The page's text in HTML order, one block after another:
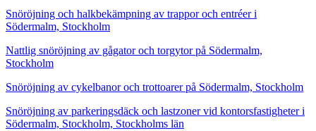
Snöröjning och halkbekämpning av trappor och entréer i
Södermalm, Stockholm
Nattlig snöröjning av gågator och torgytor på Södermalm,
Stockholm
Snöröjning av cykelbanor och trottoarer på Södermalm, Stockholm
Snöröjning av parkeringsdäck och lastzoner vid kontorsfastigheter i
Södermalm, Stockholm, Stockholms län